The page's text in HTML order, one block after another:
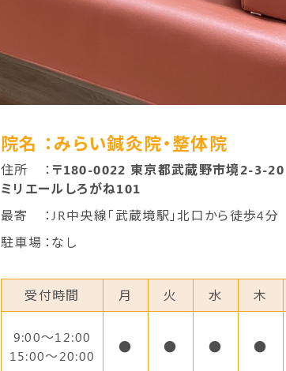
院名 ：みらい鍼灸院・整体院
住所 ： 〒180-0022 東京都武蔵野市境2-3-20
ミリエールしろがね101
最寄
：JR中央線「武蔵境駅」北口から徒歩4分
駐車場 ：なし
受付時間 月 火 水 木
9:00〜12:00
15:00～20:00
● ● ● ●